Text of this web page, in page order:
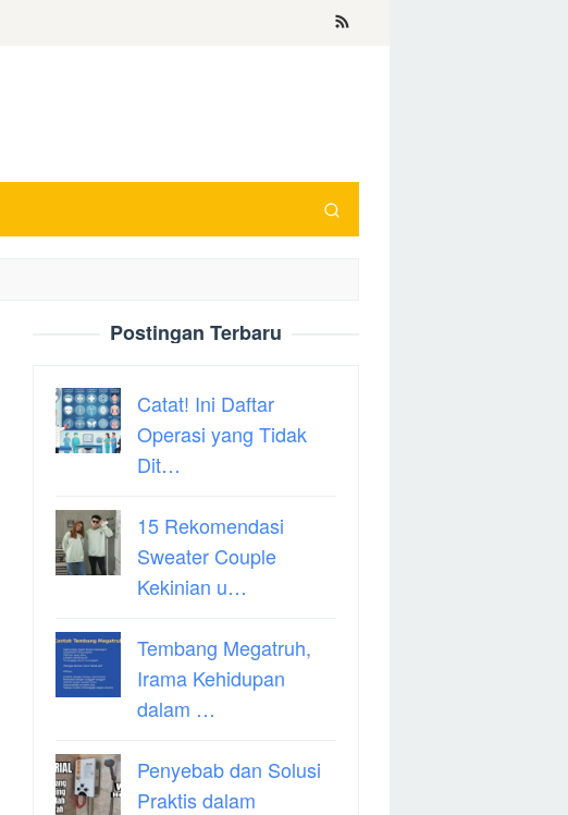
Postingan Terbaru
Catat! Ini Daftar
Operasi yang Tidak
Dit…
15 Rekomendasi
Sweater Couple
Kekinian u…
Tembang Megatruh,
Irama Kehidupan
dalam …
Penyebab dan Solusi
Praktis dalam